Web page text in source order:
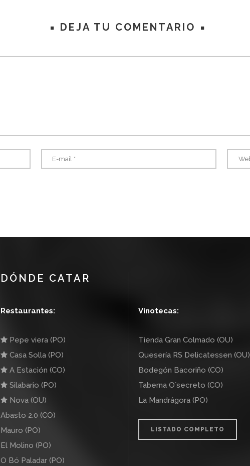
DEJA TU COMENTARIO
DÓNDE CATAR
Restaurantes:
Pepe viera (PO)
Casa Solla (PO)
A Estación (CO)
Silabario (PO)
Nova (OU)
Abasto 2.0 (CO)
Mauro (PO)
El Molino (PO)
O Bó Paladar (PO)
Vinotecas:
Tienda Gran Colmado (OU)
Quesería RS Delicatessen (OU)
Bodegón Bacoriño (CO)
Taberna O`secreto (CO)
La Mandrágora (PO)
LISTADO COMPLETO